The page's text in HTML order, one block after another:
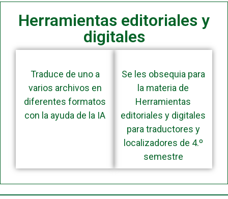
Herramientas editoriales y
digitales
Traduce de uno a
varios archivos en
diferentes formatos
con la ayuda de la IA
Se les obsequia para
la materia de
Herramientas
editoriales y digitales
para traductores y
localizadores de 4.º
semestre